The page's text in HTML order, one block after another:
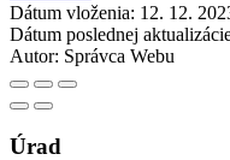
Dátum vloženia: 12. 12.
Dátum poslednej
Autor: Správca Webu
Úrad